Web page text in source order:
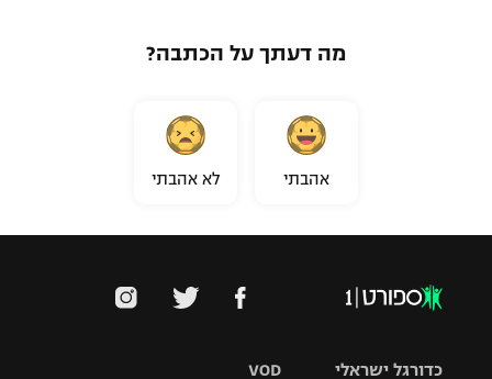
מה דעתך על הכתבה?
אהבתי לא אהבתי
VOD כדורגל ישראלי